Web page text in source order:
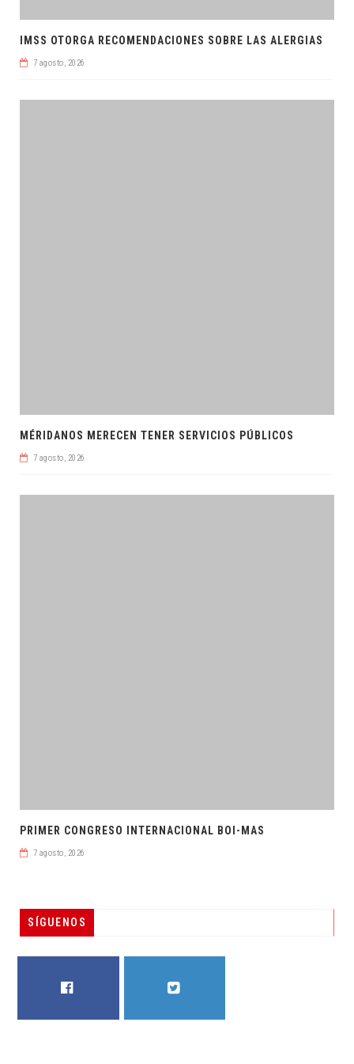
IMSS OTORGA RECOMENDACIONES SOBRE LAS ALERGIAS
7 agosto, 2026
MÉRIDANOS MERECEN TENER SERVICIOS PÚBLICOS
7 agosto, 2026
PRIMER CONGRESO INTERNACIONAL BOI-MAS
7 agosto, 2026
SÍGUENOS